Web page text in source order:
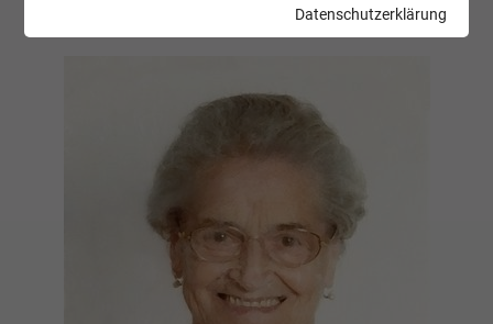
Datenschutzerklärung